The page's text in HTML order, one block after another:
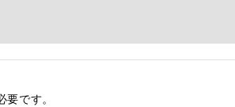
です。